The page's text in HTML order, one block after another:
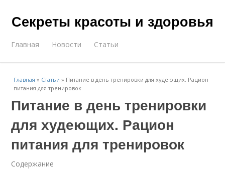
Секреты красоты и здоровья
Главная Новости Статьи
Главная » Статьи » Питание в день тренировки для худеющих. Рацион
питания для тренировок
Питание в день тренировки
для худеющих. Рацион
питания для тренировок
Содержание